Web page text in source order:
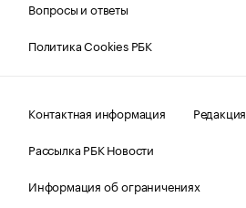
Вопросы и ответы
Политика Cookies РБК
Контактная информация
Редакция
Рассылка РБК Новости
Информация об ограничениях